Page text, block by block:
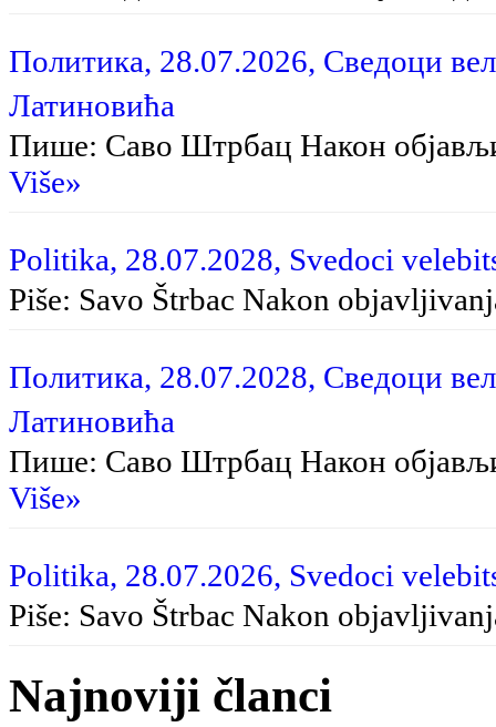
Политика, 28.07.2026, Сведоци
Латиновића
Пише: Саво Штрбац На­кон
Više»
Politika, 28.07.2028, Svedoci
Piše: Savo Štrbac Na­kon
Политика, 28.07.2028, Сведоци
Латиновића
Пише: Саво Штрбац Након
Više»
Politika, 28.07.2026, Svedoci
Piše: Savo Štrbac Nakon
Najnoviji članci